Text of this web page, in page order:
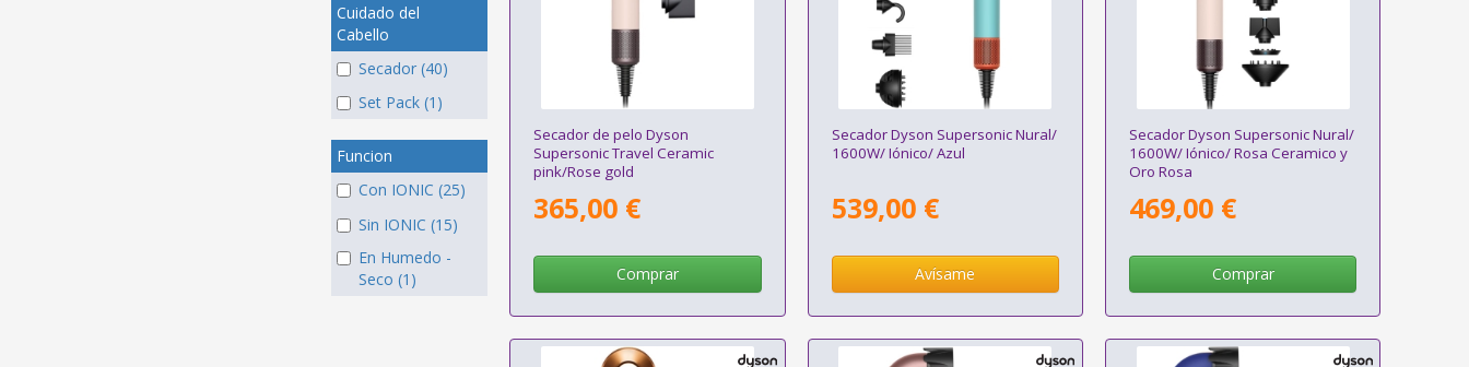
Cuidado del
Cabello
Secador (40)
Set Pack (1)
Funcion
Con IONIC (25)
Sin IONIC (15)
En Humedo -
Seco (1)
Secador de pelo Dyson
Supersonic Travel Ceramic
pink/Rose gold
365,00 €
Comprar
Secador Dyson Supersonic Nural/
1600W/ Iónico/ Azul
539,00 €
Avísame
Secador Dyson Supersonic Nural/
1600W/ Iónico/ Rosa Ceramico y
Oro Rosa
469,00 €
Comprar